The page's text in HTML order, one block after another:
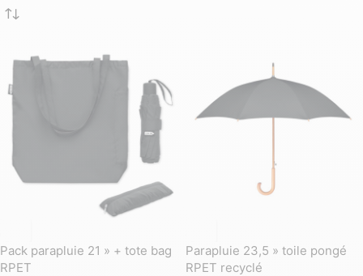
Pack parapluie 21 » + tote bag
RPET
Parapluie 23,5 » toile pongé
RPET recyclé